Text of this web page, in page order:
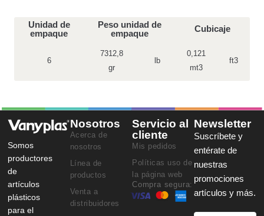
Unidad de
empaque
Peso unidad de
empaque
Cubicaje
6
7312,8
gr
lb
0,121
mt3
ft3
Somos
productores
de
artículos
plásticos
para el
Nosotros
Acerca de
nosotros
Línea de
productos
Venta a
distribuidores
Servicio al
cliente
Mis pedidos
Políticas uso de
la página web
Compra segura:
Newsletter
Suscríbete y
entérate de
nuestras
promociones
artículos y más.